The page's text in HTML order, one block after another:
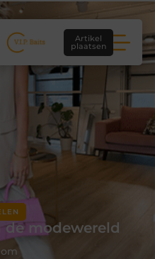
Artikel
plaatsen
modewereld